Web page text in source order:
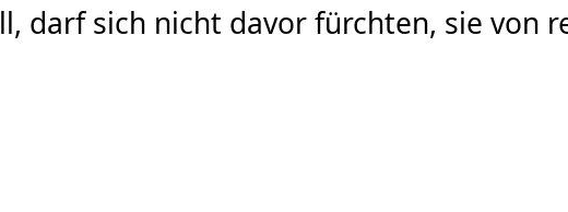
darf sich nicht davor fürchten, sie von